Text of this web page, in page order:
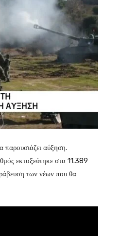
παρουσιάζει αύξηση.
εκτοξεύτηκε στα 11.389
των νέων που θα